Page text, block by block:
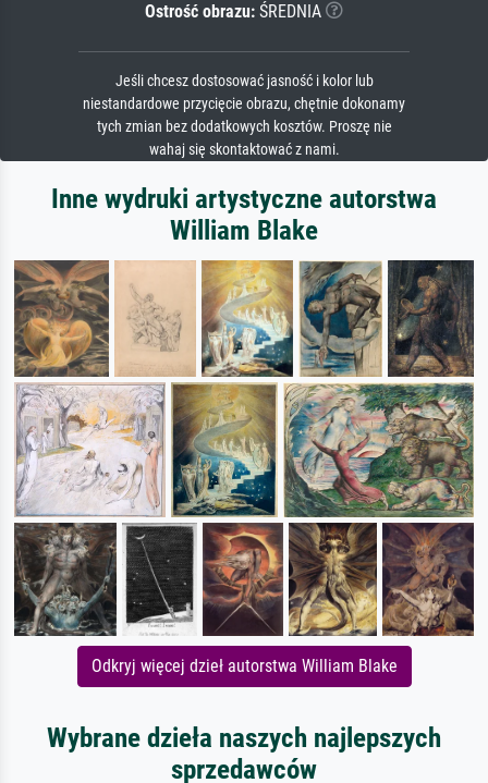
Ostrość obrazu: ŚREDNIA
Jeśli chcesz dostosować jasność i kolor lub
niestandardowe przycięcie obrazu, chętnie dokonamy
tych zmian bez dodatkowych kosztów. Proszę nie
wahaj się skontaktować z nami.
Inne wydruki artystyczne autorstwa
William Blake
Odkryj więcej dzieł autorstwa William Blake
Wybrane dzieła naszych najlepszych
sprzedawców